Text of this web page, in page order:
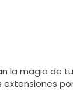
la magia de
extensiones